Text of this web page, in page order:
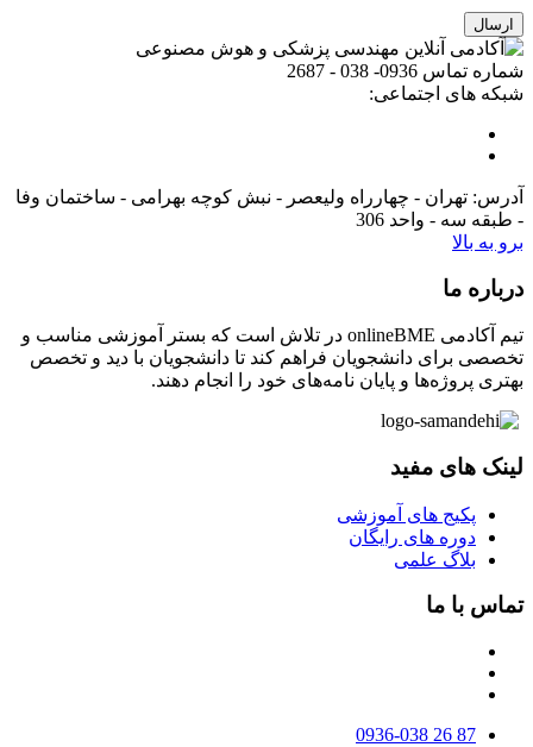
شماره تماس 0936- 038 - 2687
شبکه های اجتماعی:
آدرس: تهران - چهارراه ولیعصر - نبش کوچه بهرامی - ساختمان وفا
- طبقه سه - واحد 306
برو به بالا
درباره ما
تیم آکادمی onlineBME در تلاش است که بستر آموزشی مناسب و
تخصصی برای دانشجویان فراهم کند تا دانشجویان با دید و تخصص
بهتری پروژه‌ها و پایان نامه‌های خود را انجام دهند.
لینک های مفید
پکیج های آموزشی
دوره های رایگان
بلاگ علمی
تماس با ما
0936-038 26 87